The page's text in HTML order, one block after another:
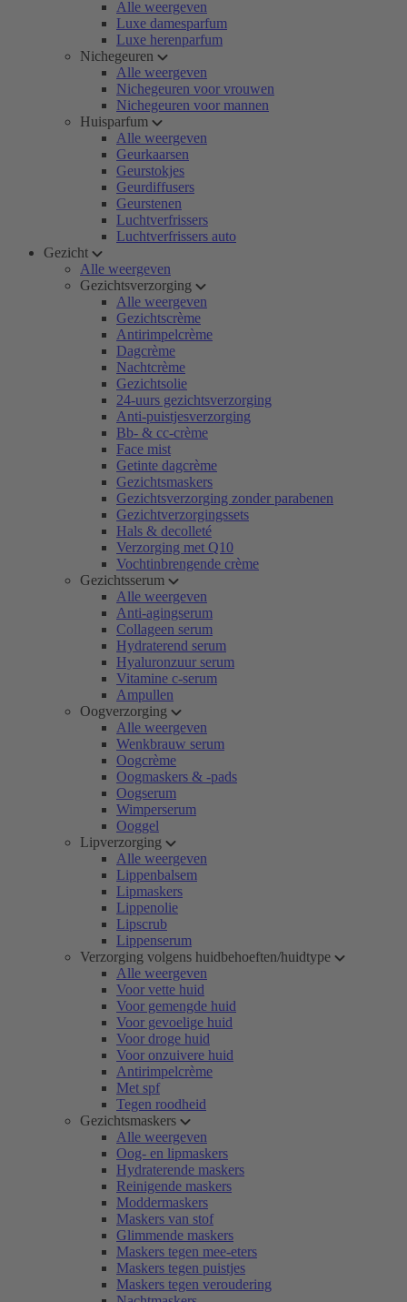
Alle weergeven
Luxe damesparfum
Luxe herenparfum
Nichegeuren
Alle weergeven
Nichegeuren voor vrouwen
Nichegeuren voor mannen
Huisparfum
Alle weergeven
Geurkaarsen
Geurstokjes
Geurdiffusers
Geurstenen
Luchtverfrissers
Luchtverfrissers auto
Gezicht
Alle weergeven
Gezichtsverzorging
Alle weergeven
Gezichtscrème
Antirimpelcrème
Dagcrème
Nachtcrème
Gezichtsolie
24-uurs gezichtsverzorging
Anti-puistjesverzorging
Bb- & cc-crème
Face mist
Getinte dagcrème
Gezichtsmaskers
Gezichtsverzorging zonder parabenen
Gezichtverzorgingssets
Hals & decolleté
Verzorging met Q10
Vochtinbrengende crème
Gezichtsserum
Alle weergeven
Anti-agingserum
Collageen serum
Hydraterend serum
Hyaluronzuur serum
Vitamine c-serum
Ampullen
Oogverzorging
Alle weergeven
Wenkbrauw serum
Oogcrème
Oogmaskers & -pads
Oogserum
Wimperserum
Ooggel
Lipverzorging
Alle weergeven
Lippenbalsem
Lipmaskers
Lippenolie
Lipscrub
Lippenserum
Verzorging volgens huidbehoeften/huidtype
Alle weergeven
Voor vette huid
Voor gemengde huid
Voor gevoelige huid
Voor droge huid
Voor onzuivere huid
Antirimpelcrème
Met spf
Tegen roodheid
Gezichtsmaskers
Alle weergeven
Oog- en lipmaskers
Hydraterende maskers
Reinigende maskers
Moddermaskers
Maskers van stof
Glimmende maskers
Maskers tegen mee-eters
Maskers tegen puistjes
Maskers tegen veroudering